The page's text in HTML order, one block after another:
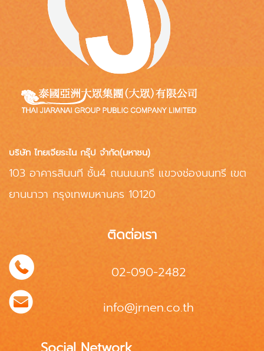
บริษัท ไทยเจียระไน กรุ๊ป จำกัด(มหาชน)
103 อาคารสินนที ชั้น4 ถนนนนทรี แขวงช่องนนทรี เขต
ยานนาวา กรุงเทพมหานคร 10120
ติดต่อเรา
02-090-2482
info@jrnen.co.th